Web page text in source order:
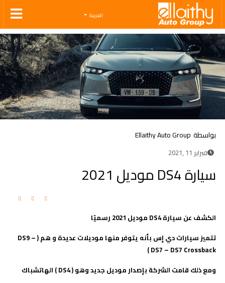
Ellaithy Auto Group
العربية
بواسطة Ellaithy Auto Group
فبراير 11 ,2021
سيارة DS4 موديل 2021
الكشف عن سيارة DS4 موديل 2021 رسميًا
تتميز سيارات دي إس بأنه يتوفر منها موديلات عديدة و هم (DS9 –
DS7 – DS7 Crossback
)
ومع ذلك قامت الشركة بإصدار موديل جديد وهو (DS4) الهاتشباك